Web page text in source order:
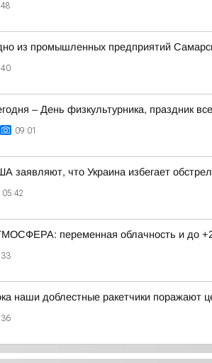
из промышленных предприятий
– День физкультурника, праздник
09:01
заявляют, что Украина избегает
05:42
переменная облачность и до
наши доблестные ракетчики поражают